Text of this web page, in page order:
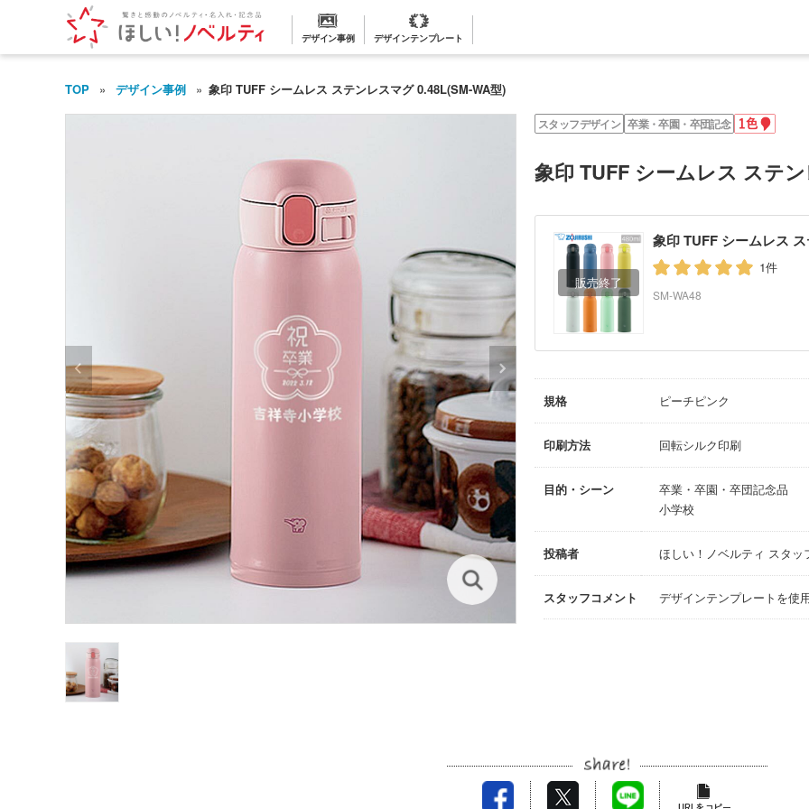
デザイン事例 デザインテンプレート
TOP デザイン事例 象印 TUFF シームレス ステンレスマグ 0.48L(SM-WA型)
象印 TUFF シームレス ステ
スタッフデザイン 卒業・卒園・卒団記念1
色
れ
象印 TUFF シームレス
1件
SM-WA48
規格 ピーチピンク
印刷方法 回転シルク印刷
目的・シーン
卒業・卒園・卒団記念品
小学校
投稿者 ほしい！ノベルティ スタッ
スタッフコメント デザインテンプレートを使